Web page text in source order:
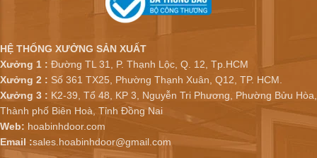
HỆ THỐNG XƯỞNG SẢN XUẤT
Xưởng 1 : Đường TL 31, P. Thạnh Lộc, Q. 12, Tp.HCM
Xưởng 2 : Số 361 TX25, Phường Thạnh Xuân, Q12, TP. HCM.
Xưởng 3 : K2-39, Tổ 48, KP 3, Nguyễn Tri Phương, Phường Bửu Hòa,
Thành phố Biên Hoà, Tỉnh Đồng Nai
Web: hoabinhdoor.com
Email :sales.hoabinhdoor@gmail.com